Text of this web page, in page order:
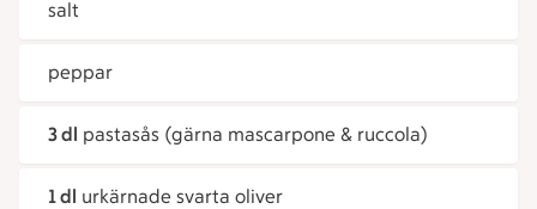
salt
peppar
3 dl pastasås (gärna mascarpone & ruccola)
1 dl urkärnade svarta oliver